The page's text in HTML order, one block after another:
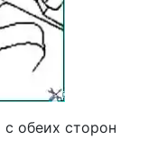
обеих сторон